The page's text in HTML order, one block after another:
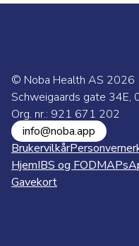
© Noba Health AS 2026
Schweigaards gate 34E,
Org. nr.: 921 671 202
info@noba.app
Brukervilkår
HjemIBS og FODMAPs
Gavekort